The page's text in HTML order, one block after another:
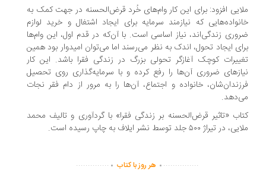
افزود: برای این کار وام‌های خُرد قرض‌الحسنه در جهت کمک به
که نیازمند سرمایه برای ایجاد اشتغال و خرید لوازم
زندگی‌اند، نیاز اساسی است. با آن‌که در قدم اول، این وام‌ها
ایجاد تحول، اندک به نظر می‌رسند اما می‌توان امیدوار بود همین
کوچک آغازگر تحولی بزرگ در زندگی فقرا باشد. این کار
ضروری آن‌ها را رفع کرده و با سرمایه‌گذاری روی تحصیل
خانواده و اجتماع، آن‌ها را به مرور از دام فقر نجات
«تاثیر قرض‌الحسنه بر زندگی فقرا» با گردآوری و تالیف محمد
تیراژ ۵۰۰ جلد توسط نشر ایلاف به چاپ رسیده است.
...............
. هر روز با کتاب .
..............